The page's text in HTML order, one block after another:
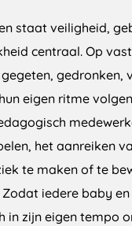
staat veiligheid,
centraal. Op
gedronken,
eigen ritme
het aanreiken
te maken of te
Zodat iedere baby
in zijn eigen tempo